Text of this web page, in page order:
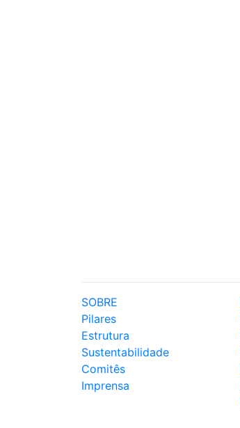
SOBRE
Pilares
Estrutura
Sustentabilidade
Comitês
Imprensa